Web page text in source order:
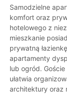
Samodzielne
komfort oraz
hotelowego z
mieszkanie
prywatną
apartamenty
lub ogród.
ułatwia
architektury oraz